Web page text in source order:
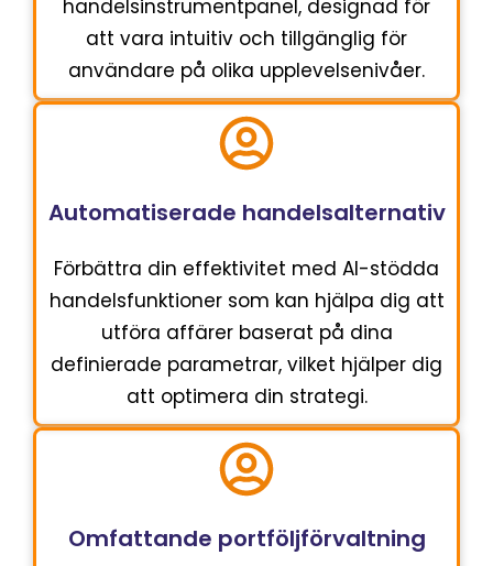
handelsinstrumentpanel, designad för
att vara intuitiv och tillgänglig för
användare på olika upplevelsenivåer.
Automatiserade handelsalternativ
Förbättra din effektivitet med AI-stödda
handelsfunktioner som kan hjälpa dig att
utföra affärer baserat på dina
definierade parametrar, vilket hjälper dig
att optimera din strategi.
Omfattande portföljförvaltning